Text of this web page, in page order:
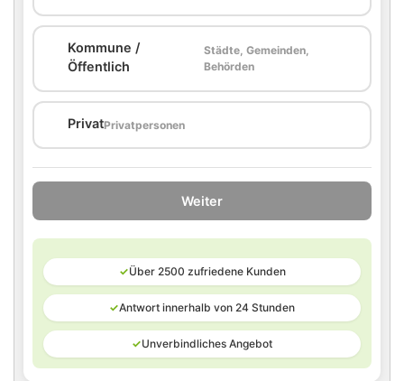
Kommune /
Öffentlich
Städte, Gemeinden,
Behörden
PrivatPrivatpersonen
Weiter
✓Über 2500 zufriedene Kunden
✓Antwort innerhalb von 24 Stunden
✓Unverbindliches Angebot